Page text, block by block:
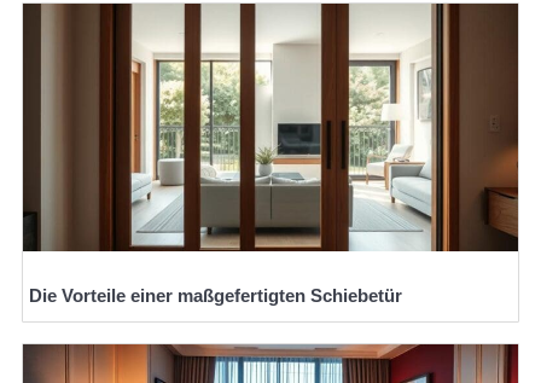
Die Vorteile einer maßgefertigten Schiebetür